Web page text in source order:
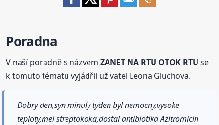
Poradna
V naší poradně s názvemZANET NA RTU OTOK RTU se
k tomuto tématu vyjádřil uživatel Leona Gluchova.
Dobry den,syn minuly tyden byl nemocny,vysoke
teploty,mel streptokoka,dostal antibiotika Azitromicin